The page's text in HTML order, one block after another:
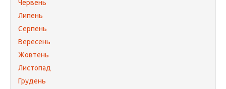
Червень
Липень
Серпень
Вересень
Жовтень
Листопад
Грудень